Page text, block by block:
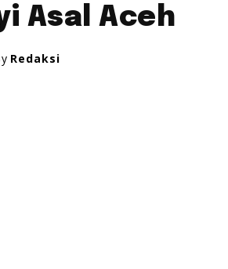
Asal Aceh
Redaksi